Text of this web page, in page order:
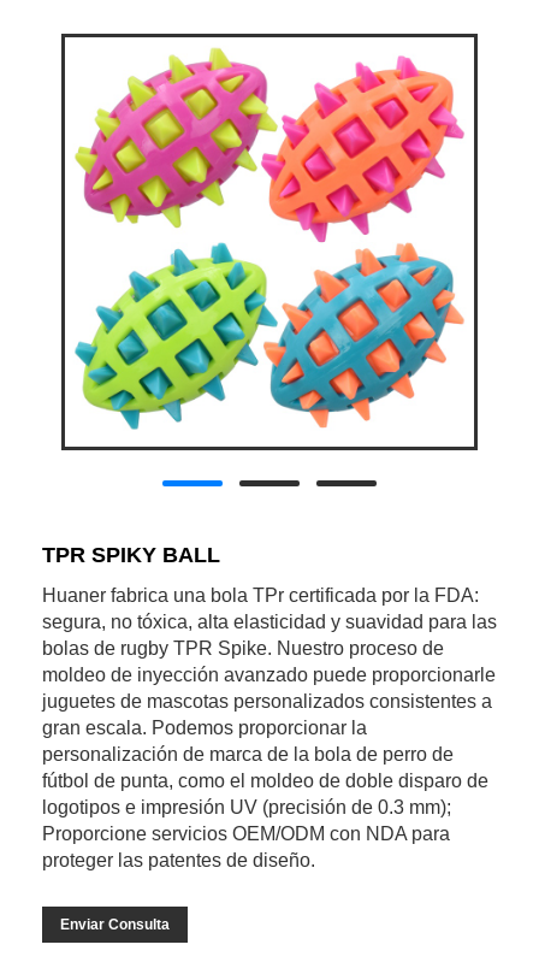
TPR SPIKY BALL
Huaner fabrica una bola TPr certificada por la FDA:
segura, no tóxica, alta elasticidad y suavidad para las
bolas de rugby TPR Spike. Nuestro proceso de
moldeo de inyección avanzado puede proporcionarle
juguetes de mascotas personalizados consistentes a
gran escala. Podemos proporcionar la
personalización de marca de la bola de perro de
fútbol de punta, como el moldeo de doble disparo de
logotipos e impresión UV (precisión de 0.3 mm);
Proporcione servicios OEM/ODM con NDA para
proteger las patentes de diseño.
Enviar Consulta